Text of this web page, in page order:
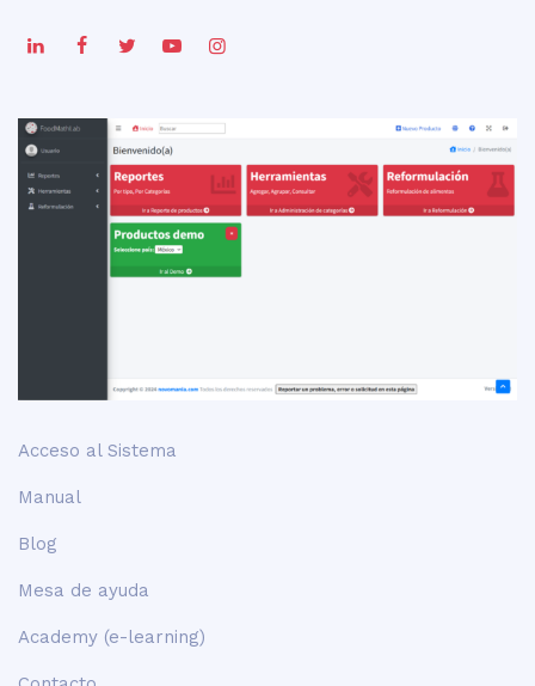
Acceso al Sistema
Manual
Blog
Mesa de ayuda
Academy (e-learning)